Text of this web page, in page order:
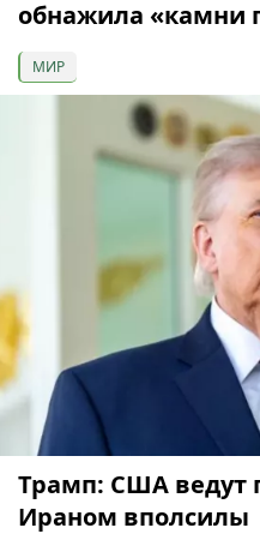
обнажила «камни
МИР
Трамп: США ведут
Ираном вполсилы